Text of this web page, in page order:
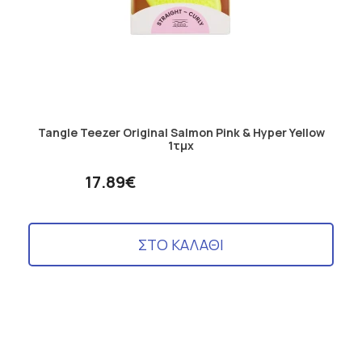
Tangle Teezer Original Salmon Pink & Hyper Yellow
1τμχ
17.89€
ΣΤΟ ΚΑΛΑΘΙ